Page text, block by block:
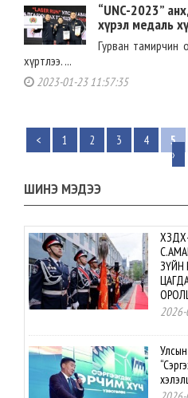
“UNC-2023”
хүрэл медаль
Гурван тамирчин
хүртлээ. ...
2023-01-23 11:57:35
< 1 2 3 4 5
›
ШИНЭ МЭДЭЭ
ЗҮЙН